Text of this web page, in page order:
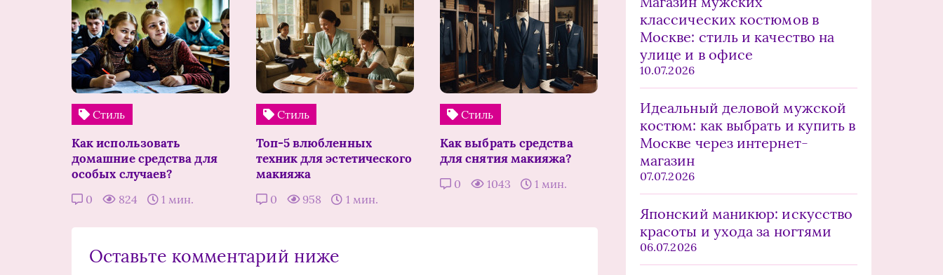
Стиль
Как использовать
домашние средства для
особых случаев?
0 824 1 мин.
Стиль
Топ-5 влюбленных
техник для эстетического
макияжа
0 958 1 мин.
Стиль
Как выбрать средства
для снятия макияжа?
0 1043 1 мин.
Оставьте комментарий ниже
классических костюмов в
Москве: стиль и качество на
улице и в офисе
10.07.2026
Идеальный деловой мужской
костюм: как выбрать и купить в
Москве через интернет-
магазин
07.07.2026
Японский маникюр: искусство
красоты и ухода за ногтями
06.07.2026